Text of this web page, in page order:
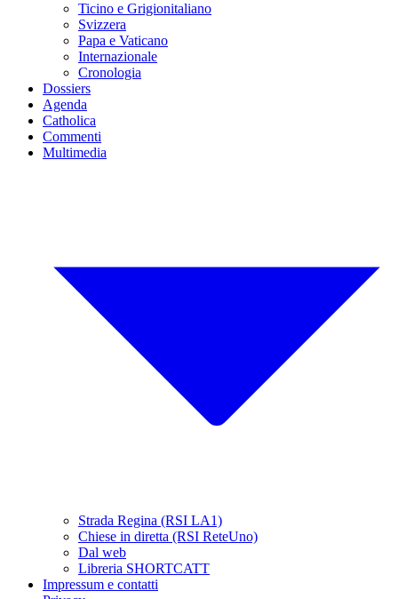
Ticino e Grigionitaliano
Svizzera
Papa e Vaticano
Internazionale
Cronologia
Dossiers
Agenda
Catholica
Commenti
Multimedia
Strada Regina (RSI LA1)
Chiese in diretta (RSI ReteUno)
Dal web
Libreria SHORTCATT
Impressum e contatti